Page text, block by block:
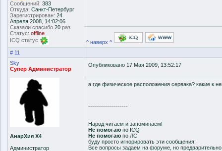
Сообщений: 383
Откуда: Санкт-Петербург
Зарегистрирован: 24
Апреля 2008, 14:02:06
Сказали спасибо 20 раз
Статус: offline
ICQ статус
^ наверх ^
# 11
Sky
Супер Администратор
АнарХия Х4
Администратор
Опубликовано 17 Мая 2009, 13:52:17
а где физическое расположения сервака? какие к
--------------------
Народ читаем и запоминаем!
Не помогаю по ICQ
Не помогаю по ЛС
буду просто игнорировать эти сообщения!
Все вопросы задаем на форуме, но